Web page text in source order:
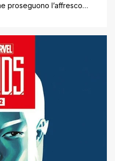
proseguono l’affresco
Deadpool Collection.
Boy e arriva l’edizione